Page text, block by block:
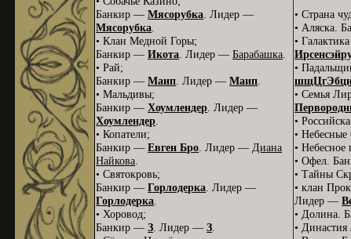
Банкир —Мясорубка. Лидер —
Мясорубка.
• Клан Медной Горы;
Банкир —Икота. Лидер —Барабашка.
• Рай;
Банкир —Маип. Лидер —Маип.
• Мальдивы;
Банкир —Хоумлендер. Лидер —
Хоумлендер.
• Копатели;
Банкир —Евген Бро. Лидер —Диана
Найкова.
• Святокровь;
Банкир —Горлодерка. Лидер —
Горлодерка.
• Хоровод;
Банкир —З. Лидер —З.
• Страна
• Аляска.
•
•
• Семья
•
•
•
• Офел.
• Тайны
• клан
Лидер —
• Долина.
•